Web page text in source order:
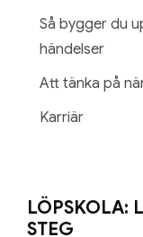
Så bygger du
händelser
Att tänka på
Karriär
LÖPSKOLA:
STEG